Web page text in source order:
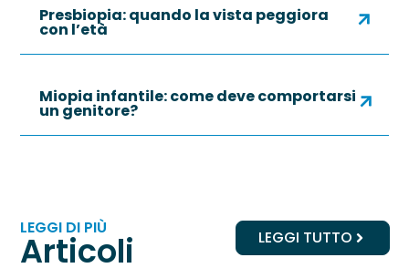
Presbiopia: quando la vista peggiora
con l’età
Miopia infantile: come deve comportarsi
un genitore?
LEGGI DI PIÙ
Articoli LEGGI TUTTO